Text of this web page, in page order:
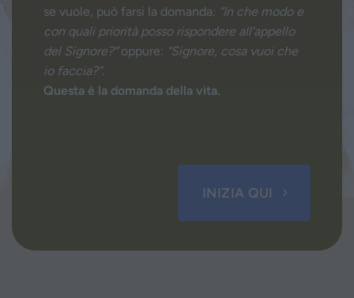
se vuole, può farsi la domanda: “In che modo e
con quali priorità posso rispondere all’appello
del Signore?”oppure: “Signore, cosa vuoi che
io faccia?”.
Questa è la domanda della vita.
INIZIA QUI